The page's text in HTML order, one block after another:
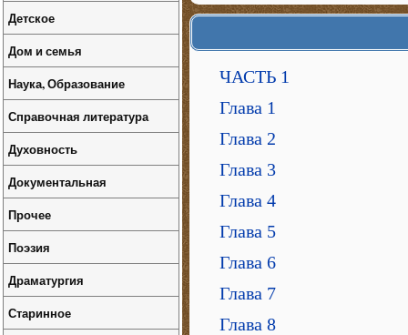
ЧАСТЬ 1
Глава 1
Глава 2
Глава 3
Глава 4
Глава 5
Глава 6
Глава 7
Глава 8
Детское
Дом и семья
Наука, Образование
Справочная литература
Духовность
Документальная
Прочее
Поэзия
Драматургия
Старинное